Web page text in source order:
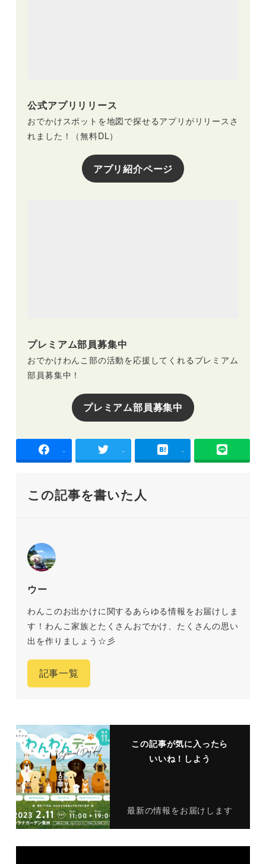
公式アプリリリース
おでかけスポットを地図で探せるアプリがリリースさ
れました！（無料DL）
アプリ紹介ページ
プレミアム部員募集中
おでかけわんこ部の活動を応援してくれるプレミアム
部員募集中！
プレミアム部員募集中
- - -
この記事を書いた人
ウー
わんこのお出かけに関するあらゆる情報をお届けしま
す！わんこ家族とたくさんおでかけ、たくさんの思い
出を作りましょう☆彡
記事一覧
この記事が気に入ったら
いいね！しよう
最新の情報をお届けします